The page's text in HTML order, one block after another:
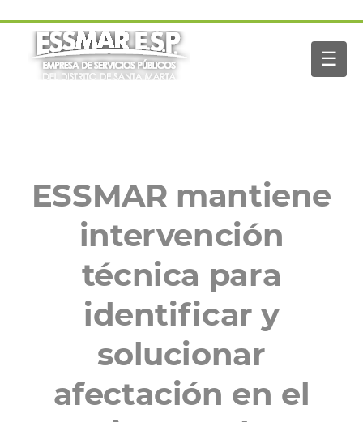
☰
Navegación
principal
Inicio
Nosotros
ESSMAR mantiene
intervención
técnica para
identificar y
solucionar
afectación en el